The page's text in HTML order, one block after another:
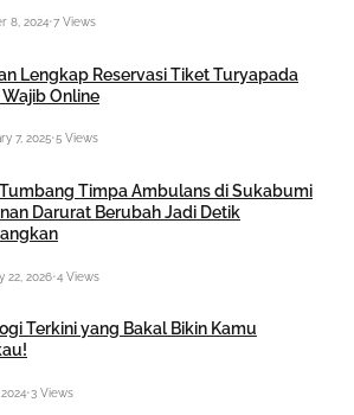
8, 2024•7 Views
Lengkap Reservasi Tiket Turyapada
Online
7, 2025•5 Views
Tumbang Timpa Ambulans di Sukabumi
Darurat Berubah Jadi Detik
22, 2026•4 Views
Terkini yang Bakal Bikin Kamu
2024•3 Views